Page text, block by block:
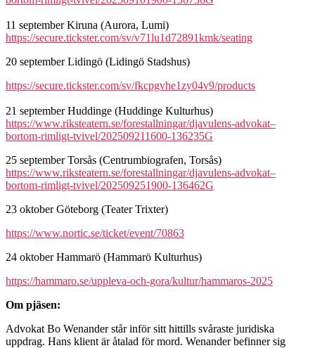
11 september Kiruna (Aurora, Lumi)
https://secure.tickster.com/sv/v71lu1d72891kmk/seating
20 september Lidingö (Lidingö Stadshus)
https://secure.tickster.com/sv/fkcpgvhe1zy04v9/products
21 september Huddinge (Huddinge Kulturhus)
https://www.riksteatern.se/forestallningar/djavulens-advokat–
bortom-rimligt-tvivel/202509211600-136235G
25 september Torsås (Centrumbiografen, Torsås)
https://www.riksteatern.se/forestallningar/djavulens-advokat–
bortom-rimligt-tvivel/202509251900-136462G
23 oktober Göteborg (Teater Trixter)
https://www.nortic.se/ticket/event/70863
24 oktober Hammarö (Hammarö Kulturhus)
https://hammaro.se/uppleva-och-gora/kultur/hammaros-2025
Om pjäsen:
Advokat Bo Wenander står inför sitt hittills svåraste juridiska
uppdrag. Hans klient är åtalad för mord. Wenander befinner sig